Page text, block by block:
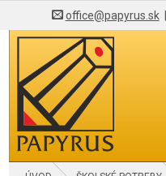
office@papyrus.sk|